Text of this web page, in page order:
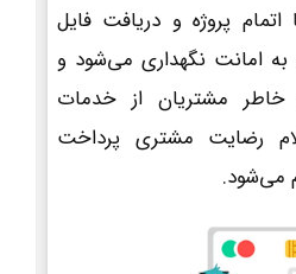
اتمام پروژه و دریافت فایل
امانت نگهداری می‌شود و
مشتریان از خدمات
رضایت مشتری پرداخت
می‌شود.